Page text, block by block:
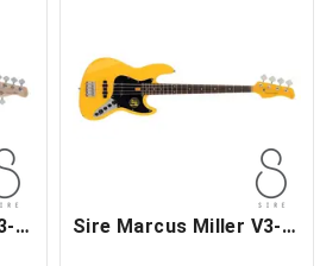
Sire Marcus Miller V3-5 Mahogony Sire Marcus Miller V3-4 Orange